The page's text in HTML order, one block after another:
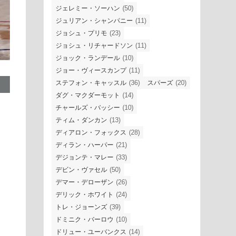
ジェレミー・ソーハン (50)
ジュリアン・シャンパニー (11)
ジョシュ・プリモ (23)
ジョシュ・リチャードソン (11)
ジョック・ランデール (10)
ジョー・ヴィースカンプ (11)
ステフォン・キャッスル (36) スパーズ (20)
ダグ・マクダーモット (14)
チャールズ・バッシー (10)
ティム・ダンカン (13)
ディアロン・フォックス (28)
ディラン・ハーパー (21)
デジョンテ・マレー (33)
デビン・ヴァセル (50)
デマー・デローザン (26)
デリック・ホワイト (24)
トレ・ジョーンズ (39)
ドミニク・バーロウ (10)
ドリュー・ユーバンクス (14)